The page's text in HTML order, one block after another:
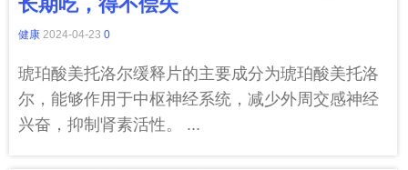
健康 2024-04-23 0
琥珀酸美托洛尔缓释片的主要成分为琥珀酸美托洛
尔，能够作用于中枢神经系统，减少外周交感神经
兴奋，抑制肾素活性。 ...